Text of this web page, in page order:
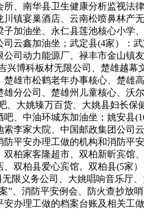
、南华县卫生健康分析监视
镇宴巢酒店、云南松喷鼻林
加油坐、永仁县莲池核心小
云鑫加油坐；武定县(4家）：
司动力能源厂、禄丰市金山
博科板材无限公司、楚雄越
雄市松鹤老年办事核心、楚
分公司、楚雄州儿童核心、
、大姚臻万百货、大姚县妇长
、中油环城东加油坐；姚安
李家大院、中国邮政集团公
平安办理工做的机构和消防
柏家客隆超市、双柏新昕宾
双柏县爱心宾馆。双柏县(5
限义务公司、大姚唱响音乐
”、消防平安例会、防火查抄
办理工做的档案台账及相关